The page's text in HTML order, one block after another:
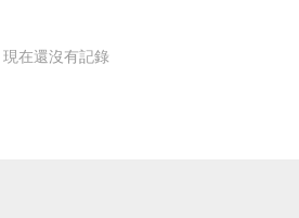
現在還沒有記錄